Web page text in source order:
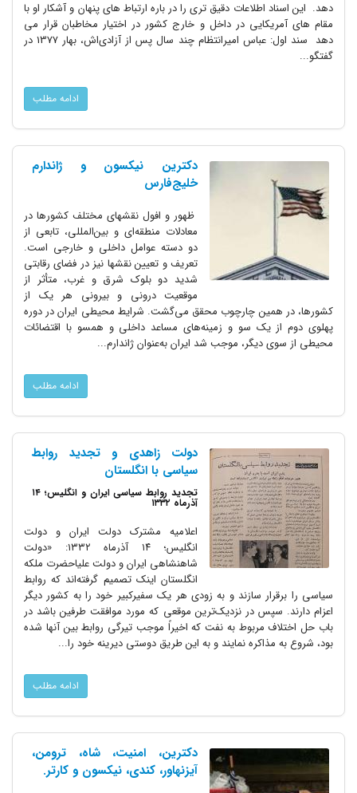
دهد. این اسناد اطلاعات دقیق تری را در باره ارتباط های پنهان و آشکار او با
مقام های آمریکایی در داخل و خارج کشور در اختیار مخاطبان قرار می
دهد سند اول: عباس امیرانتظام چند سال پس از آزادی‌اش، بهار 1377 در
گفتگو...
ادامه مطلب
دکترین نیکسون و ژاندارم
خلیج‌فارس
ظهور و افول نقشهای مختلف کشورها در
معادلات منطقه‌ای و بین‌المللی، تابعی از
دو دسته عوامل داخلی و خارجی است.
تعریف و تعیین نقشها نیز در فضای رقابتی
شدید دو بلوک شرق و غرب، متأثر از
موقعیت درونی و بیرونی هر یک از
کشورها، در همین چارچوب محقق می‌گشت. شرایط محیطی ایران در دوره
پهلوی دوم از یک سو و زمینه‌های مساعد داخلی و همسو با اقتضائات
محیطی از سوی دیگر، موجب شد ایران به‌عنوان ژاندارم...
ادامه مطلب
دولت زاهدی و تجدید روابط
سیاسی با انگلستان
تجدید روابط سیاسی ایران و انگلیس؛ ۱۴
آذرماه ۱۳۳۲
اعلامیه مشترک دولت ایران و دولت
انگلیس؛ ۱۴ آذرماه ۱۳۳۲: «دولت
شاهنشاهی ایران و دولت علیاحضرت ملکه
انگلستان اینک تصمیم گرفته‌اند که روابط
سیاسی را برقرار سازند و به زودی هر یک سفیرکبیر خود را به کشور دیگر
اعزام دارند. سپس در نزدیک‌ترین موقعی که مورد موافقت طرفین باشد در
باب حل اختلاف مربوط به نفت که اخیراً موجب تیرگی روابط بین آنها شده
بود، شروع به مذاکره نمایند و به این طریق دوستی دیرینه خود را...
ادامه مطلب
دکترین، امنیت، شاه، ترومن،
آیزنهاور، کندی، نیکسون و کارتر.